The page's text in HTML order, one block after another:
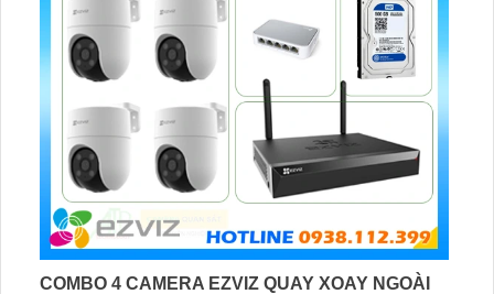
COMBO 4 CAMERA EZVIZ QUAY XOAY NGOÀI